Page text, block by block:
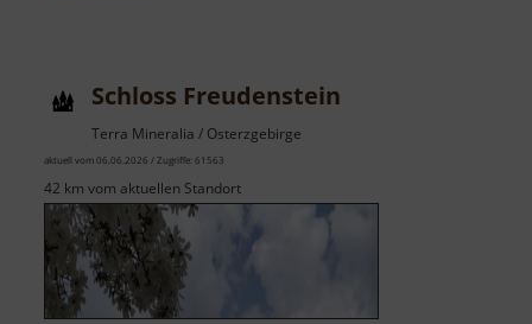
Schloss Freudenstein
Terra Mineralia / Osterzgebirge
aktuell vom 06.06.2026 / Zugriffe: 61563
42 km vom aktuellen Standort